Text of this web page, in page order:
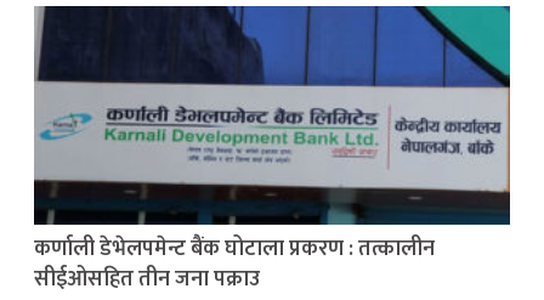
कर्णाली डेभेलपमेन्ट बैंक घोटाला प्रकरण : तत्कालीन
सीईओसहित तीन जना पक्राउ